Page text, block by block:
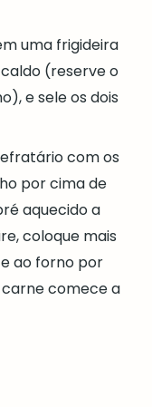
uma frigideira
(reserve o
e sele os dois
com os
por cima de
aquecido a
coloque mais
ao forno por
carne comece a